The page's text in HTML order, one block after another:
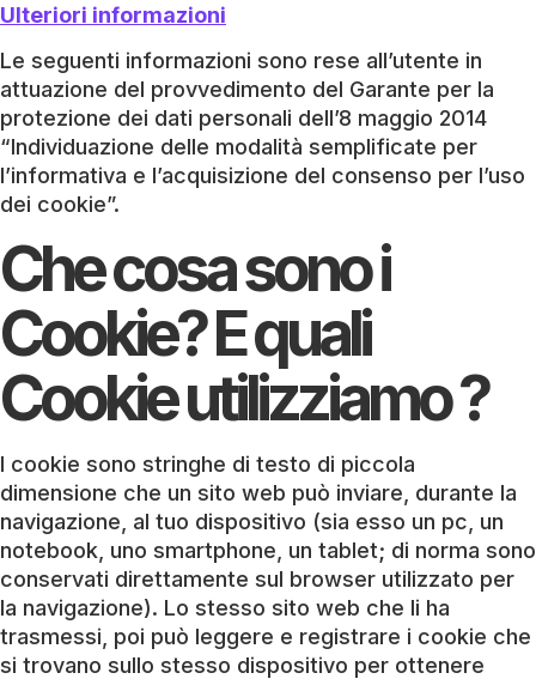
Ulteriori informazioni
Le seguenti informazioni sono rese all’utente in
attuazione del provvedimento del Garante per la
protezione dei dati personali dell’8 maggio 2014
“Individuazione delle modalità semplificate per
l’informativa e l’acquisizione del consenso per l’uso
dei cookie”.
Che cosa sono i
Cookie? E quali
Cookie utilizziamo ?
I cookie sono stringhe di testo di piccola
dimensione che un sito web può inviare, durante la
navigazione, al tuo dispositivo (sia esso un pc, un
notebook, uno smartphone, un tablet; di norma sono
conservati direttamente sul browser utilizzato per
la navigazione). Lo stesso sito web che li ha
trasmessi, poi può leggere e registrare i cookie che
si trovano sullo stesso dispositivo per ottenere